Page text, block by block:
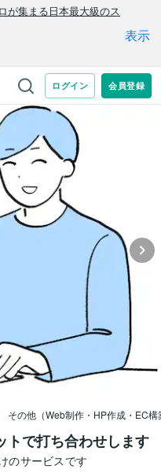
その他（Web制作・HP作成・EC構
トで打ち合わせします
のサービスです